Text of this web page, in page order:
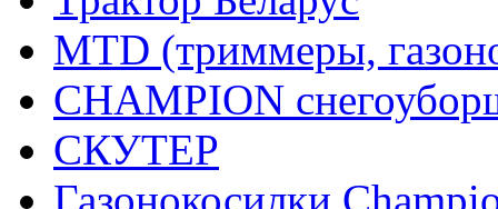
MTD (триммеры,
CHAMPION
СКУТЕР
Газонокосилки